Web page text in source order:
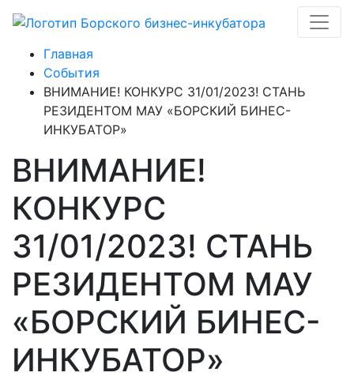
Главная
События
ВНИМАНИЕ! КОНКУРС 31/01/2023! СТАНЬ
РЕЗИДЕНТОМ МАУ «БОРСКИЙ БИНЕС-
ИНКУБАТОР»
ВНИМАНИЕ!
КОНКУРС
31/01/2023! СТАНЬ
РЕЗИДЕНТОМ МАУ
«БОРСКИЙ БИНЕС-
ИНКУБАТОР»